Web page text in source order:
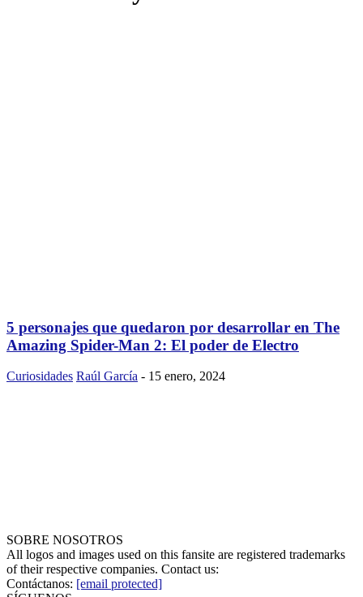
5 personajes que quedaron por desarrollar en The
Amazing Spider-Man 2: El poder de Electro
Curiosidades Raúl García - 15 enero, 2024
SOBRE NOSOTROS
All logos and images used on this fansite are registered trademarks
of their respective companies. Contact us:
Contáctanos: [email protected]